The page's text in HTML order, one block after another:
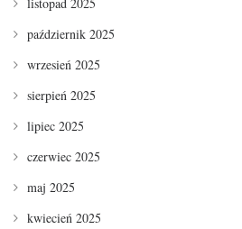
październik 2025
wrzesień 2025
sierpień 2025
lipiec 2025
czerwiec 2025
maj 2025
kwiecień 2025